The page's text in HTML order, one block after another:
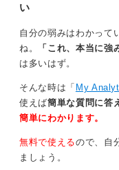
い
自分の弱みはわかって
ね。
「これ、本当に強
は多いはず。
そんな時は「 My
使えば簡単な質問に答
簡単にわかります。
無料で使えるので、自
ましょう。